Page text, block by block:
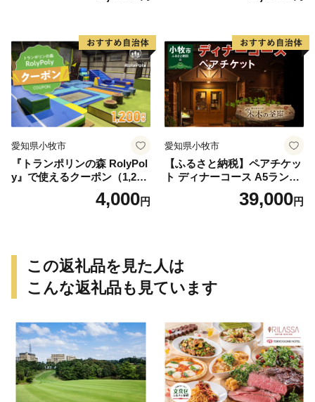
愛知県小牧市
『トランポリンの森 RolyPol
y』で使えるクーポン（1,200
4,000円
愛知県小牧市
【ふるさと納税】ペアチケッ
ト ディナーコース A5ランク
飛騨牛 コース 記念日 お誕生
日 特別な日 完全個室 ノンア
県 小牧市 送料無料
39,000円
この返礼品を見た人は
こんな返礼品も見ています